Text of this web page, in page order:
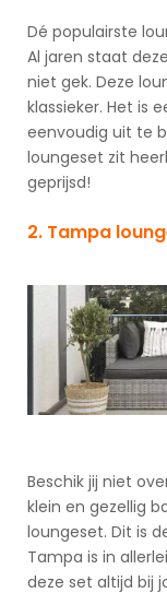
Dé populairste
Al jaren staat
niet gek. Deze
klassieker. Het is
eenvoudig uit te
loungeset zit
geprijsd!
2. Tampa
Beschik jij niet
klein en gezellig
loungeset. Dit is
Tampa is in
deze set altijd bij